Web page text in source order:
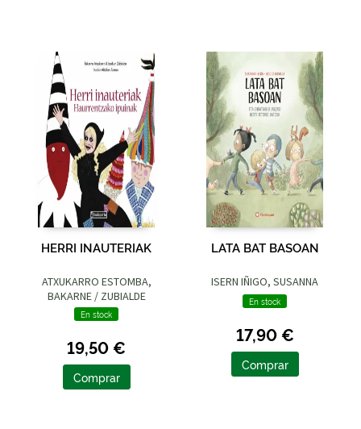
HERRI INAUTERIAK
ATXUKARRO ESTOMBA,
BAKARNE / ZUBIALDE
GRAJIRENA, IZASKUN
En stock
19,50 €
Comprar
LATA BAT BASOAN
ISERN IÑIGO, SUSANNA
En stock
17,90 €
Comprar